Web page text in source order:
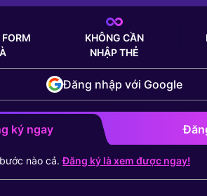
KHÔNG CẦN
NHẬP THẺ
Đăng nhập với Google
ký ngay
nào cả.Đăng ký là xem được ngay!